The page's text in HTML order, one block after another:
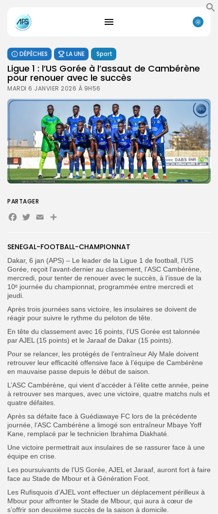
Search
Button
FR
DÉPÊCHES LA UNE Sport
Ligue 1 : l’US Gorée à l’assaut de Cambérène
pour renouer avec le succès
MARDI 6 JANVIER 2026 À 9H56
SENEGAL-FOOTBALL-CHAMPIONNAT
Dakar, 6 jan (APS) – Le leader de la Ligue 1 de football, l’US
Gorée, reçoit l’avant-dernier au classement, l’ASC Cambérène,
mercredi, pour tenter de renouer avec le succès, à l’issue de la
10ᵉ journée du championnat, programmée entre mercredi et
jeudi.
Après trois journées sans victoire, les insulaires se doivent de
réagir pour suivre le rythme du peloton de tête.
En tête du classement avec 16 points, l’US Gorée est talonnée
par AJEL (15 points) et le Jaraaf de Dakar (15 points).
Pour se relancer, les protégés de l’entraîneur Aly Male doivent
retrouver leur efficacité offensive face à l’équipe de Cambérène
en mauvaise passe depuis le début de saison.
L’ASC Cambérène, qui vient d’accéder à l’élite cette année, peine
à retrouver ses marques, avec une victoire, quatre matchs nuls et
quatre défaites.
Après sa défaite face à Guédiawaye FC lors de la précédente
journée, l’ASC Cambérène a limogé son entraîneur Mbaye Yoff
Kane, remplacé par le technicien Ibrahima Diakhaté.
Une victoire permettrait aux insulaires de se rassurer face à une
équipe en crise.
Les poursuivants de l’US Gorée, AJEL et Jaraaf, auront fort à faire
face au Stade de Mbour et à Génération Foot.
Les Rufisquois d’AJEL vont effectuer un déplacement périlleux à
Mbour pour affronter le Stade de Mbour, qui aura à cœur de
s’offrir son deuxième succès de la saison à domicile.
PARTAGER
Facebook
Twitter
EmailPartager